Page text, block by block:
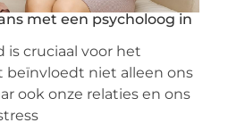
met een psycholoog in
is cruciaal voor het
beïnvloedt niet alleen ons
ook onze relaties en ons